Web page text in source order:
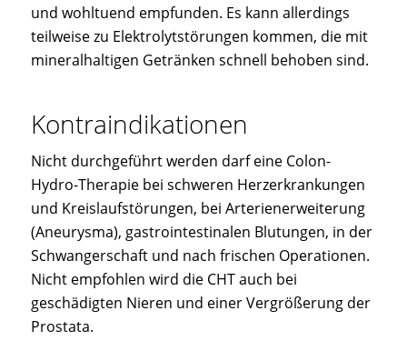
und wohltuend empfunden. Es kann allerdings
teilweise zu Elektrolytstörungen kommen, die mit
mineralhaltigen Getränken schnell behoben sind.
Kontraindikationen
Nicht durchgeführt werden darf eine Colon-
Hydro-Therapie bei schweren Herzerkrankungen
und Kreislaufstörungen, bei Arterienerweiterung
(Aneurysma), gastrointestinalen Blutungen, in der
Schwangerschaft und nach frischen Operationen.
Nicht empfohlen wird die CHT auch bei
geschädigten Nieren und einer Vergrößerung der
Prostata.